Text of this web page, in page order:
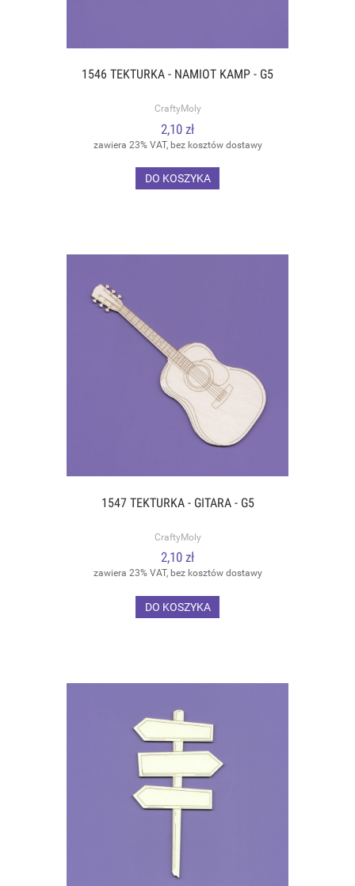
1546 TEKTURKA - NAMIOT KAMP - G5
CraftyMoly
2,10 zł
zawiera 23% VAT, bez kosztów dostawy
DO KOSZYKA
1547 TEKTURKA - GITARA - G5
CraftyMoly
2,10 zł
zawiera 23% VAT, bez kosztów dostawy
DO KOSZYKA